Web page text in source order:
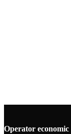
Operator economic